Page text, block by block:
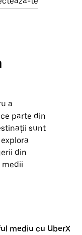
a
parte din
sunt
din
medii
mediu cu UberX*